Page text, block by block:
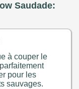
Saudade:
à couper le
pour les
sauvages.